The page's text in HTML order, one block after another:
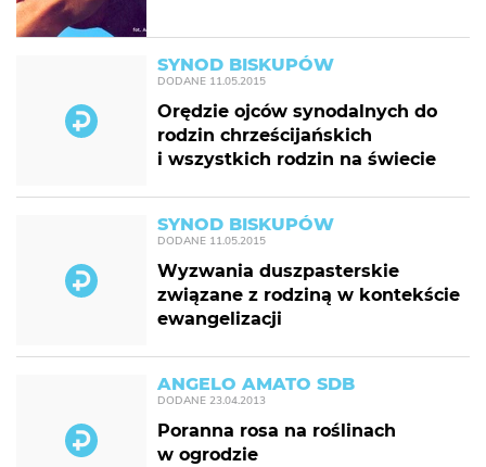
SYNOD BISKUPÓW
DODANE 11.05.2015
Orędzie ojców synodalnych do
rodzin chrześcijańskich
i wszystkich rodzin na świecie
SYNOD BISKUPÓW
DODANE 11.05.2015
Wyzwania duszpasterskie
związane z rodziną w kontekście
ewangelizacji
ANGELO AMATO SDB
DODANE 23.04.2013
Poranna rosa na roślinach
w ogrodzie